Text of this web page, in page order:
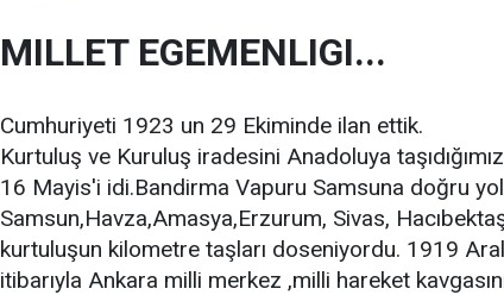
MILLET EGEMENLIGI...
Cumhuriyeti 1923 un 29 Ekiminde ilan ettik.
Kurtuluş ve Kuruluş iradesini Anadoluya
16 Mayis'i idi.Bandirma Vapuru Samsuna doğru
Samsun,Havza,Amasya,Erzurum, Sivas,
kurtuluşun kilometre taşları doseniyordu. 1919
itibarıyla Ankara milli merkez ,milli hareket